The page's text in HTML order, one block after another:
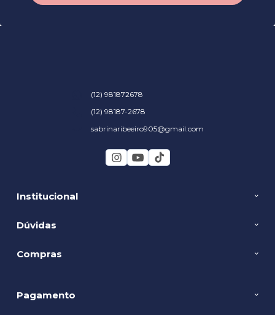
Institucional
Dúvidas
Compras
(12) 981872678
(12) 98187-2678
sabrinaribeeiro905@gmail.com
Pagamento